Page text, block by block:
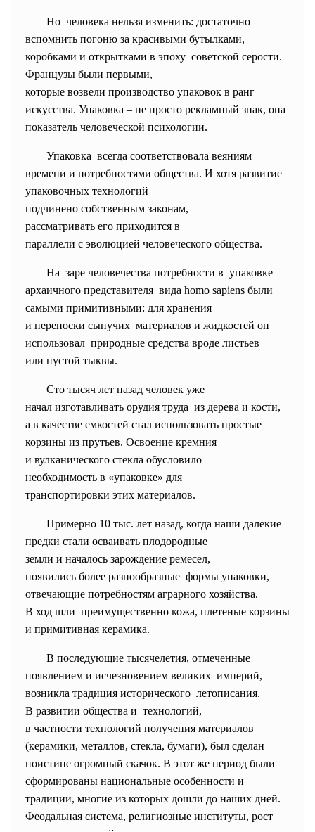
Но человека нельзя изменить: достаточно
вспомнить погоню за красивыми бутылками,
коробками и открытками в эпоху советской серости.
Французы были первыми,
которые возвели производство упаковок в ранг
искусства. Упаковка – не просто рекламный знак, она
показатель человеческой психологии.
Упаковка всегда соответствовала веяниям
времени и потребностями общества. И хотя развитие
упаковочных технологий
подчинено собственным законам,
рассматривать его приходится в
параллели с эволюцией человеческого общества.
На заре человечества потребности в упаковке
архаичного представителя вида homo sapiens были
самыми примитивными: для хранения
и переноски сыпучих материалов и жидкостей он
использовал природные средства вроде листьев
или пустой тыквы.
Сто тысяч лет назад человек уже
начал изготавливать орудия труда из дерева и кости,
а в качестве емкостей стал использовать простые
корзины из прутьев. Освоение кремния
и вулканического стекла обусловило
необходимость в «упаковке» для
транспортировки этих материалов.
Примерно 10 тыс. лет назад, когда наши далекие
предки стали осваивать плодородные
земли и началось зарождение ремесел,
появились более разнообразные формы упаковки,
отвечающие потребностям аграрного хозяйства.
В ход шли преимущественно кожа, плетеные корзины
и примитивная керамика.
В последующие тысячелетия, отмеченные
появлением и исчезновением великих империй,
возникла традиция исторического летописания.
В развитии общества и технологий,
в частности технологий получения материалов
(керамики, металлов, стекла, бумаги), был сделан
поистине огромный скачок. В этот же период были
сформированы национальные особенности и
традиции, многие из которых дошли до наших дней.
Феодальная система, религиозные институты, рост